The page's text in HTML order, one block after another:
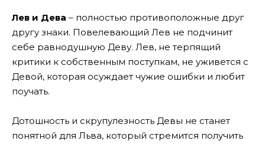
Лев и Дева – полностью противоположные друг
другу знаки. Повелевающий Лев не подчинит
себе равнодушную Деву. Лев, не терпящий
критики к собственным поступкам, не уживется с
Девой, которая осуждает чужие ошибки и любит
поучать.
Дотошность и скрупулезность Девы не станет
понятной для Льва, который стремится получить